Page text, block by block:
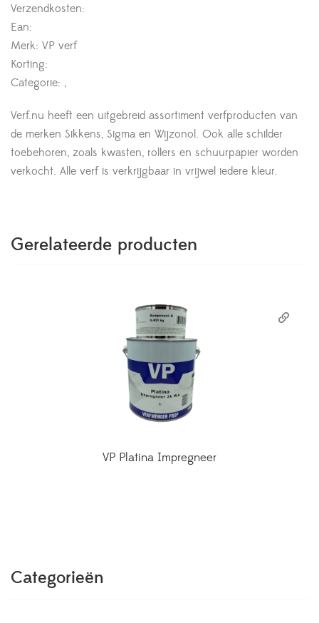
Verzendkosten:
Ean:
Merk: VP verf
Korting:
Categorie: ,
Verf.nu heeft een uitgebreid assortiment verfproducten van
de merken Sikkens, Sigma en Wijzonol. Ook alle schilder
toebehoren, zoals kwasten, rollers en schuurpapier worden
verkocht. Alle verf is verkrijgbaar in vrijwel iedere kleur.
Gerelateerde producten
VP Platina Impregneer
Categorieën